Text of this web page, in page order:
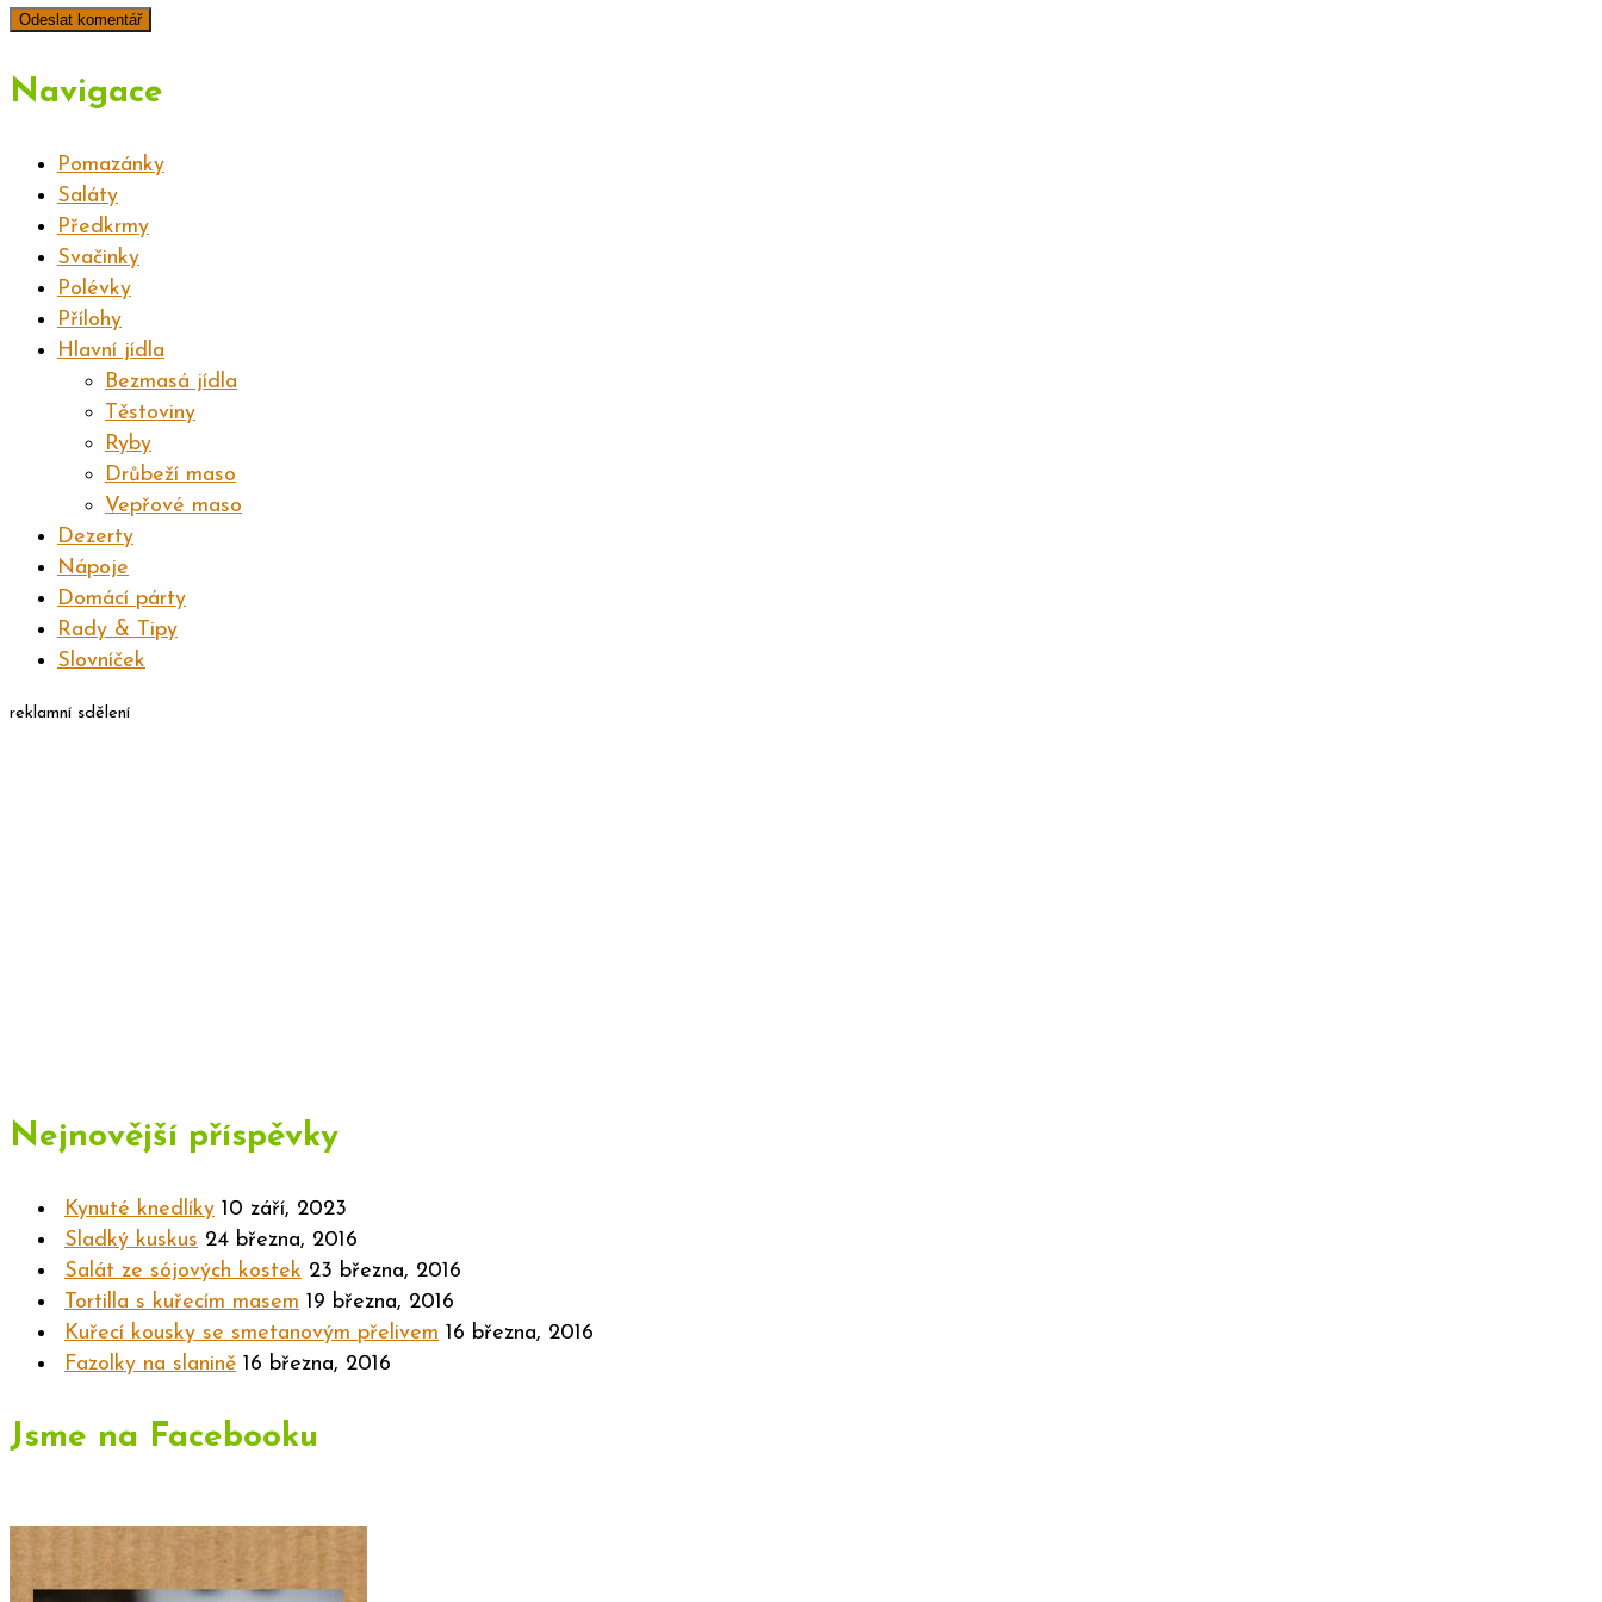
Navigace
Pomazánky
Saláty
Předkrmy
Svačinky
Polévky
Přílohy
Hlavní jídla
Bezmasá jídla
Těstoviny
Ryby
Drůbeží maso
Vepřové maso
Dezerty
Nápoje
Domácí párty
Rady & Tipy
Slovníček
reklamní sdělení
Nejnovější příspěvky
Kynuté knedlíky 10 září, 2023
Sladký kuskus 24 března, 2016
Salát ze sójových kostek 23 března, 2016
Tortilla s kuřecím masem 19 března, 2016
Kuřecí kousky se smetanovým přelivem 16 března, 2016
Fazolky na slanině 16 března, 2016
Jsme na Facebooku